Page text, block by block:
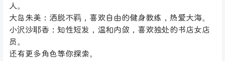
人。
大岛朱美：洒脱不羁，喜欢自由的健身教练，热爱大海。
小沢沙耶香：知性短发，温和内敛，喜欢独处的书店女店
员。
还有更多角色等你探索。